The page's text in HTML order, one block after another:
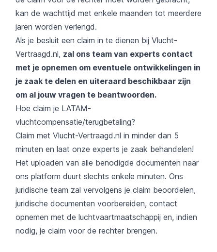
kan de wachttijd met enkele maanden tot meerdere
jaren worden verlengd.
Als je besluit een claim in te dienen bij Vlucht-
Vertraagd.nl, zal ons team van experts contact
met je opnemen om eventuele ontwikkelingen in
je zaak te delen en uiteraard beschikbaar zijn
om al jouw vragen te beantwoorden.
Hoe claim je LATAM-
vluchtcompensatie/terugbetaling?
Claim met Vlucht-Vertraagd.nl in minder dan 5
minuten en laat onze experts je zaak behandelen!
Het uploaden van alle benodigde documenten naar
ons platform duurt slechts enkele minuten. Ons
juridische team zal vervolgens je claim beoordelen,
juridische documenten voorbereiden, contact
opnemen met de luchtvaartmaatschappij en, indien
nodig, je claim voor de rechter brengen.